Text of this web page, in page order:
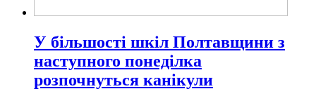
У більшості шкіл Полтавщини з
наступного понеділка
розпочнуться канікули